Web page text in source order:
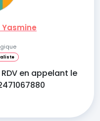
Yasmine
en appelant le